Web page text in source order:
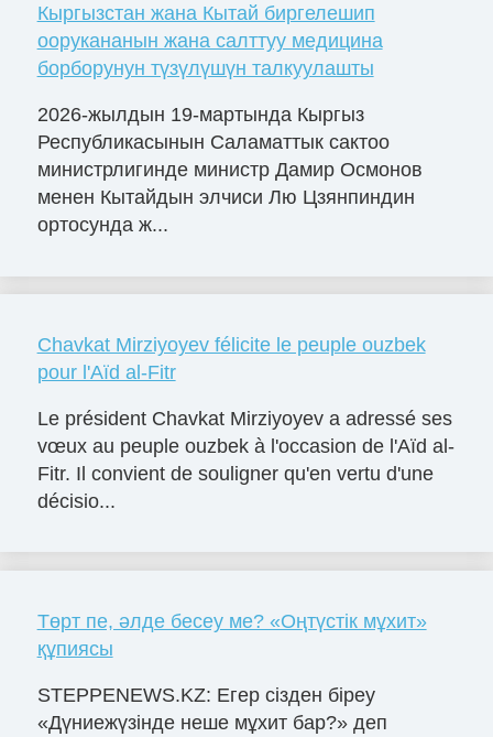
Кыргызстан жана Кытай биргелешип
оорукананын жана салттуу медицина
борборунун түзүлүшүн талкуулашты
2026-жылдын 19-мартында Кыргыз
Республикасынын Саламаттык сактоо
министрлигинде министр Дамир Осмонов
менен Кытайдын элчиси Лю Цзянпиндин
ортосунда ж...
Chavkat Mirziyoyev félicite le peuple ouzbek
pour l'Aïd al-Fitr
Le président Chavkat Mirziyoyev a adressé ses
vœux au peuple ouzbek à l'occasion de l'Aïd al-
Fitr. Il convient de souligner qu'en vertu d'une
décisio...
Төрт пе, әлде бесеу ме? «Оңтүстік мұхит»
құпиясы
STEPPENEWS.KZ: Егер сізден біреу
«Дүниежүзінде неше мұхит бар?» деп